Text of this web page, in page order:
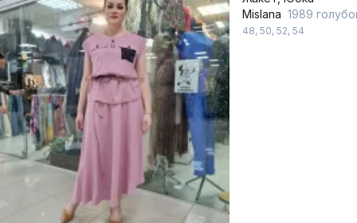
Mislana 1989
48, 50, 52, 54